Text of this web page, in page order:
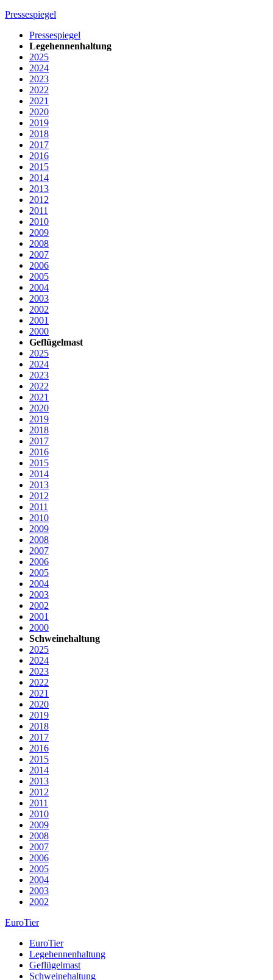
Pressespiegel
Pressespiegel
Legehennenhaltung
2025
2024
2023
2022
2021
2020
2019
2018
2017
2016
2015
2014
2013
2012
2011
2010
2009
2008
2007
2006
2005
2004
2003
2002
2001
2000
Geflügelmast
2025
2024
2023
2022
2021
2020
2019
2018
2017
2016
2015
2014
2013
2012
2011
2010
2009
2008
2007
2006
2005
2004
2003
2002
2001
2000
Schweinehaltung
2025
2024
2023
2022
2021
2020
2019
2018
2017
2016
2015
2014
2013
2012
2011
2010
2009
2008
2007
2006
2005
2004
2003
2002
EuroTier
EuroTier
Legehennenhaltung
Geflügelmast
Schweinehaltung